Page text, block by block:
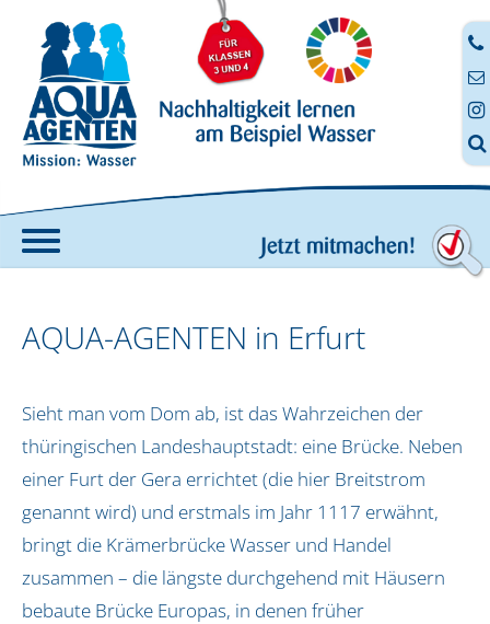




Angebote
Fortbildung
Anmeldung zur digitalen Fortbildung
Digitale Aufträge
Aktionstage (bundesweit)
AQUA-AGENTEN-Aktionstag buchen
Erlebnistage in Hamburg
Rallye in Hamburg
AQUA-AGENTEN in Erfurt
Sieht man vom Dom ab, ist das Wahrzeichen der
thüringischen Landeshauptstadt: eine Brücke. Neben
einer Furt der Gera errichtet (die hier Breitstrom
genannt wird) und erstmals im Jahr 1117 erwähnt,
bringt die Krämerbrücke Wasser und Handel
zusammen – die längste durchgehend mit Häusern
bebaute Brücke Europas, in denen früher